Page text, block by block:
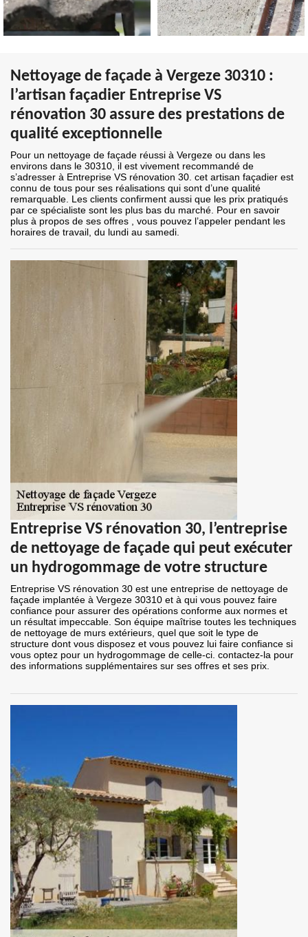
Nettoyage de façade à Vergeze 30310 :
l’artisan façadier Entreprise VS
rénovation 30 assure des prestations de
qualité exceptionnelle
Pour un nettoyage de façade réussi à Vergeze ou dans les
environs dans le 30310, il est vivement recommandé de
s’adresser à Entreprise VS rénovation 30. cet artisan façadier est
connu de tous pour ses réalisations qui sont d’une qualité
remarquable. Les clients confirment aussi que les prix pratiqués
par ce spécialiste sont les plus bas du marché. Pour en savoir
plus à propos de ses offres , vous pouvez l’appeler pendant les
horaires de travail, du lundi au samedi.
Entreprise VS rénovation 30, l’entreprise
de nettoyage de façade qui peut exécuter
un hydrogommage de votre structure
Entreprise VS rénovation 30 est une entreprise de nettoyage de
façade implantée à Vergeze 30310 et à qui vous pouvez faire
confiance pour assurer des opérations conforme aux normes et
un résultat impeccable. Son équipe maîtrise toutes les techniques
de nettoyage de murs extérieurs, quel que soit le type de
structure dont vous disposez et vous pouvez lui faire confiance si
vous optez pour un hydrogommage de celle-ci. contactez-la pour
des informations supplémentaires sur ses offres et ses prix.